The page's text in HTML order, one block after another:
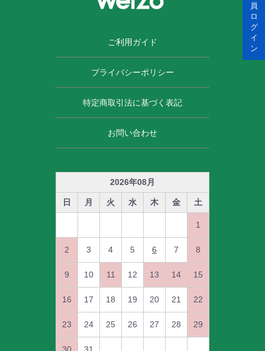
ご利用ガイド
プライバシーポリシー
特定商取引法に基づく表記
お問い合わせ
2026年08月
日 月 火 水 木 金 土
1
2 3 4 5 6 7 8
9 10 11 12 13 14 15
16 17 18 19 20 21 22
23 24 25 26 27 28 29
30 31
員
ロ
グ
イ
ン